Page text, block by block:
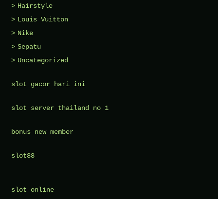
Hairstyle
Louis Vuitton
Nike
Sepatu
Uncategorized
slot gacor hari ini
slot server thailand no 1
bonus new member
slot88
slot online